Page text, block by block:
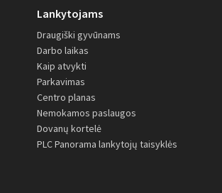
Lankytojams
Draugiški gyvūnams
Darbo laikas
Kaip atvykti
Parkavimas
Centro planas
Nemokamos paslaugos
Dovanų kortelė
PLC Panorama lankytojų taisyklės